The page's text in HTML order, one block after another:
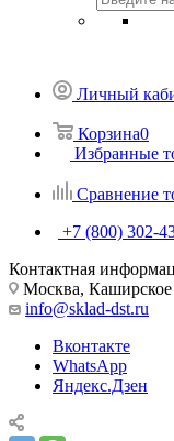
Личный
Корзина0
Избранные
Сравнение
+7 (800) 302-
Контактная
Москва, Каширское
info@sklad-dst.ru
Вконтакте
WhatsApp
Яндекс.Дзен